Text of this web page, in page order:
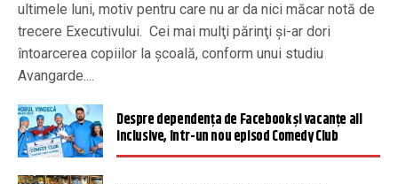
ultimele luni, motiv pentru care nu ar da nici măcar notă de
trecere Executivului. Cei mai mulţi părinţi şi-ar dori
întoarcerea copiilor la şcoală, conform unui studiu
Avangarde....
Despre dependența de Facebook și vacanțe all
inclusive, într-un nou episod Comedy Club